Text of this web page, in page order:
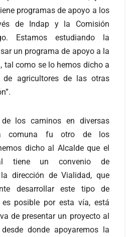
programas de apoyo a los
de Indap y la Comisión
Estamos estudiando la
un programa de apoyo a la
tal como se lo hemos dicho a
de agricultores de las otras
los caminos en diversas
comuna fu otro de los
dicho al Alcalde que el
tiene un convenio de
dirección de Vialidad, que
desarrollar este tipo de
posible por esta vía, está
de presentar un proyecto al
donde apoyaremos la